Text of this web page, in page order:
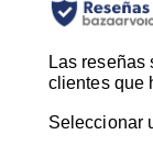
Las reseñas
clientes que
Seleccionar